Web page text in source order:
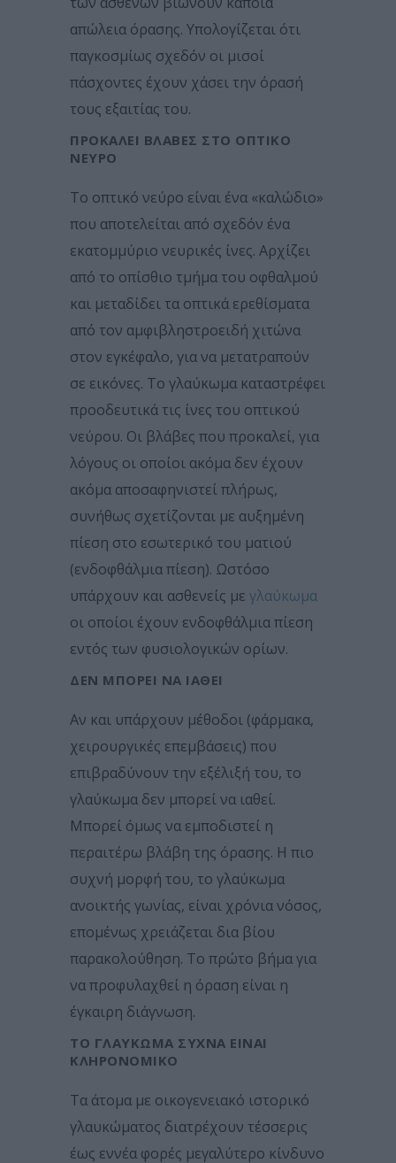
απώλεια όρασης. Υπολογίζεται ότι
παγκοσμίως σχεδόν οι μισοί
πάσχοντες έχουν χάσει την όρασή
τους εξαιτίας του.
ΠΡΟΚΑΛΕΊ ΒΛΆΒΕΣ ΣΤΟ ΟΠΤΙΚΌ
ΝΕΎΡΟ
Το οπτικό νεύρο είναι ένα «καλώδιο»
που αποτελείται από σχεδόν ένα
εκατομμύριο νευρικές ίνες. Αρχίζει
από το οπίσθιο τμήμα του οφθαλμού
και μεταδίδει τα οπτικά ερεθίσματα
από τον αμφιβληστροειδή χιτώνα
στον εγκέφαλο, για να μετατραπούν
σε εικόνες. Το γλαύκωμα καταστρέφει
προοδευτικά τις ίνες του οπτικού
νεύρου. Οι βλάβες που προκαλεί, για
λόγους οι οποίοι ακόμα δεν έχουν
ακόμα αποσαφηνιστεί πλήρως,
συνήθως σχετίζονται με αυξημένη
πίεση στο εσωτερικό του ματιού
(ενδοφθάλμια πίεση). Ωστόσο
υπάρχουν και ασθενείς με γλαύκωμα
οι οποίοι έχουν ενδοφθάλμια πίεση
εντός των φυσιολογικών ορίων.
ΔΕΝ ΜΠΟΡΕΊ ΝΑ ΙΑΘΕΊ
Αν και υπάρχουν μέθοδοι (φάρμακα,
χειρουργικές επεμβάσεις) που
επιβραδύνουν την εξέλιξή του, το
γλαύκωμα δεν μπορεί να ιαθεί.
Μπορεί όμως να εμποδιστεί η
περαιτέρω βλάβη της όρασης. Η πιο
συχνή μορφή του, το γλαύκωμα
ανοικτής γωνίας, είναι χρόνια νόσος,
επομένως χρειάζεται δια βίου
παρακολούθηση. Το πρώτο βήμα για
να προφυλαχθεί η όραση είναι η
έγκαιρη διάγνωση.
ΤΟ ΓΛΑΎΚΩΜΑ ΣΥΧΝΆ ΕΊΝΑΙ
ΚΛΗΡΟΝΟΜΙΚΌ
Τα άτομα με οικογενειακό ιστορικό
γλαυκώματος διατρέχουν τέσσερις
έως εννέα φορές μεγαλύτερο κίνδυνο